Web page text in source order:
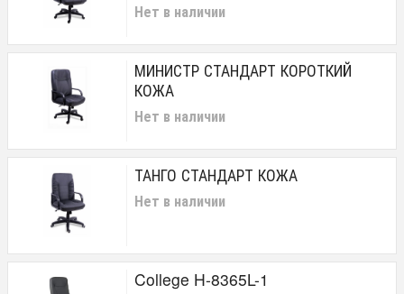
Нет в наличии
МИНИСТР СТАНДАРТ КОРОТКИЙ
КОЖА
Нет в наличии
ТАНГО СТАНДАРТ КОЖА
Нет в наличии
College H-8365L-1